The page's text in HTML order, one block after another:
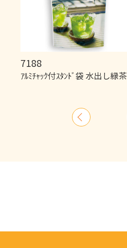
7188
ｱﾙﾐﾁｬｯｸ付ｽﾀﾝﾄﾞ袋 水出し緑茶
前
へ